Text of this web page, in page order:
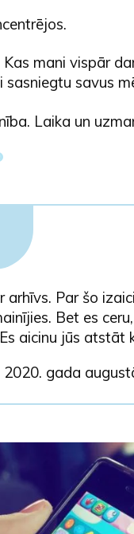
mani vispār
sasniegtu savus
Laika un
arhīvs. Par šo
Bet es
aicinu jūs atstāt
gada